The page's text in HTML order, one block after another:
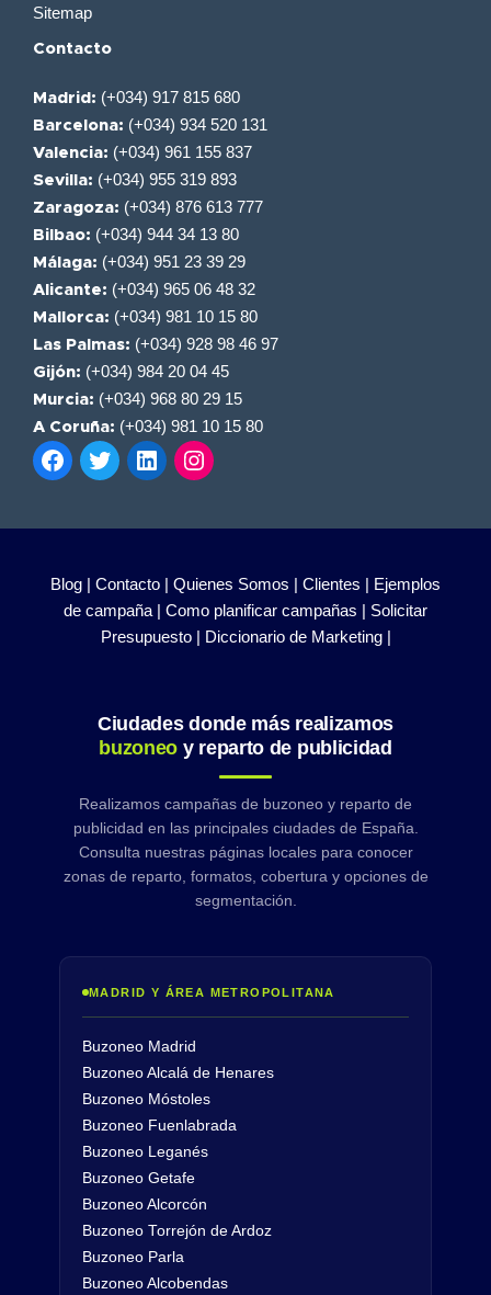
Sitemap
Contacto
Madrid: (+034) 917 815 680
Barcelona: (+034) 934 520 131
Valencia: (+034) 961 155 837
Sevilla: (+034) 955 319 893
Zaragoza: (+034) 876 613 777
Bilbao: (+034) 944 34 13 80
Málaga: (+034) 951 23 39 29
Alicante: (+034) 965 06 48 32
Mallorca: (+034) 981 10 15 80
Las Palmas: (+034) 928 98 46 97
Gijón: (+034) 984 20 04 45
Murcia: (+034) 968 80 29 15
A Coruña: (+034) 981 10 15 80
Blog | Contacto | Quienes Somos | Clientes | Ejemplos
de campaña | Como planificar campañas | Solicitar
Presupuesto | Diccionario de Marketing |
Ciudades donde más realizamos
buzoneo y reparto de publicidad
Realizamos campañas de buzoneo y reparto de
publicidad en las principales ciudades de España.
Consulta nuestras páginas locales para conocer
zonas de reparto, formatos, cobertura y opciones de
segmentación.
MADRID Y ÁREA METROPOLITANA
Buzoneo Madrid
Buzoneo Alcalá de Henares
Buzoneo Móstoles
Buzoneo Fuenlabrada
Buzoneo Leganés
Buzoneo Getafe
Buzoneo Alcorcón
Buzoneo Torrejón de Ardoz
Buzoneo Parla
Buzoneo Alcobendas